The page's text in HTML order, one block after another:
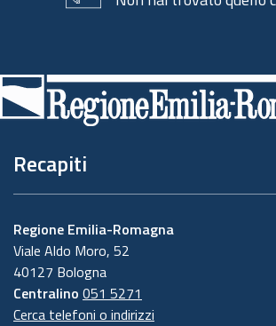
di
pagina
Recapiti
Regione Emilia-Romagna
Viale Aldo Moro, 52
40127 Bologna
Centralino 051 5271
Cerca telefoni o indirizzi